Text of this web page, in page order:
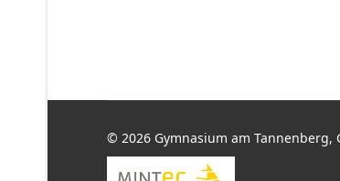
© 2026 Gymnasium am Tannenberg,